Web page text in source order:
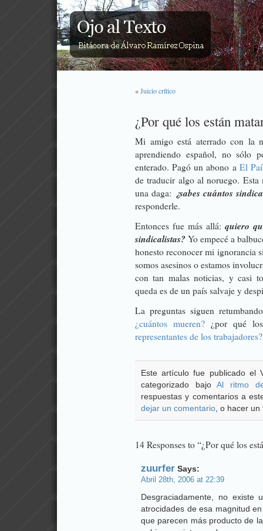
«Juicio crítico
¿Por qué los están
Mi amigo está aterrado con la
aprendiendo español, no sólo
enterado. Pagó un abono a El
de traducir algo al noruego. Esta
una daga: ¿sabes cuántos
responderle.
Entonces fue más allá: quiero
sindicalistas? Yo empecé a
honesto reconocer mi ignorancia
somos asesinos o estamos
con tan malas noticias, y casi
queda es de un país salvaje y
La preguntas siguen
¿cuántos mueren?¿por qué los
representantes de los trabajadores?
Este artículo fue publicado el
categorizado bajoAl ritmo
respuestas y comentarios a
dejar un comentario , o hacer
14 Responses to “¿Por qué los
zuurfer Says:
Abril 28th, 2006 at 22:39
Desgraciadamente, no existe
atrocidades de esa magnitud
que parecen más producto de